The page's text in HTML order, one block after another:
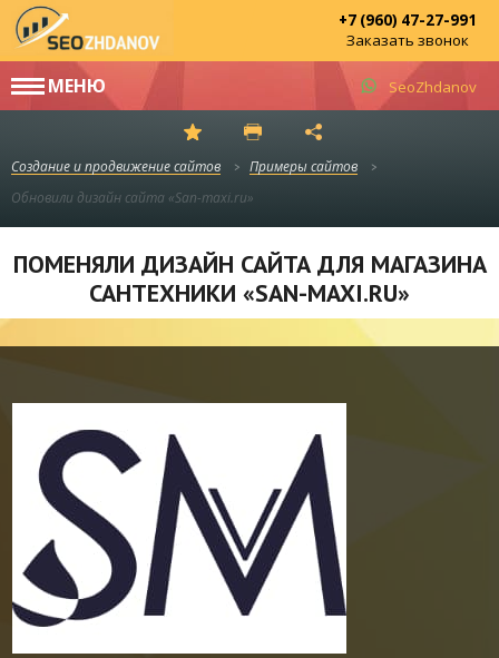
SeoZhdanov
+7 (960) 47-27-991
Заказать звонок
МЕНЮ
Создание и продвижение сайтов
Примеры сайтов
Обновили дизайн сайта «San-maxi.ru»
ПОМЕНЯЛИ ДИЗАЙН САЙТА ДЛЯ МАГАЗИНА
САНТЕХНИКИ «SAN-MAXI.RU»